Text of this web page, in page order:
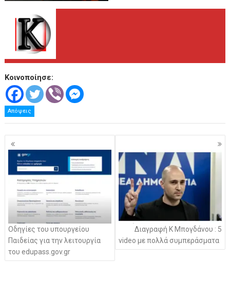
Κοινοποίησε:
Απόψεις
Πλοήγηση
άρθρων
Οδηγίες του υπουργείου
Παιδείας για την λειτουργία
του edupass.gov.gr
Διαγραφή Κ Μπογδάνου : 5
video με πολλά συμπεράσματα